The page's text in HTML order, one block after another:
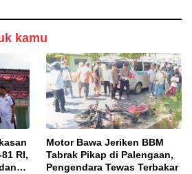
kamu
RI,
Motor Bawa Jeriken BBM
Tabrak Pikap di Palengaan,
Pengendara Tewas Terbakar